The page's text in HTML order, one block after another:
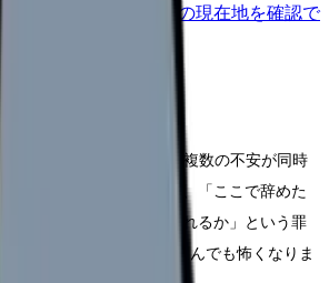
形態から、今の給料の現在地を確認で
考えること
検索する時、頭の中では複数の不安が同時
「もう無理」という感情、「ここで辞めた
不安、「周囲にどう思われるか」という罪
に考えると、どちらを選んでも怖くなりま